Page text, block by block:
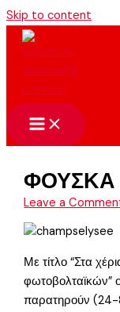
Skip to content
ΦΟΥΣΚΑ
Leave a
Με τίτλο “Στα
φωτοβολταϊκών”
παρατηρούν (24-